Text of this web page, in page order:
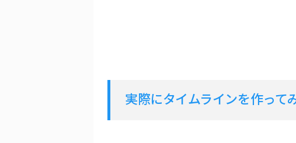
実際にタイムラインを作って